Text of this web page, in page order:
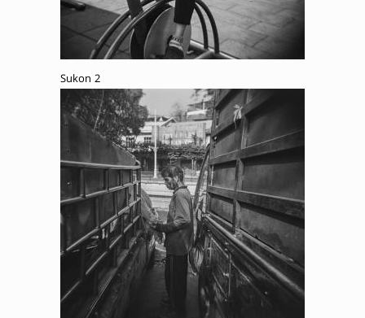
Sukon 2